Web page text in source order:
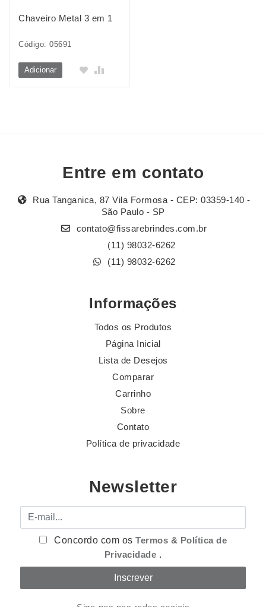
Chaveiro Metal 3 em 1
Código: 05691
Adicionar
Entre em contato
Rua Tanganica, 87 Vila Formosa - CEP: 03359-140 -
São Paulo - SP
contato@fissarebrindes.com.br
(11) 98032-6262
(11) 98032-6262
Informações
Todos os Produtos
Página Inicial
Lista de Desejos
Comparar
Carrinho
Sobre
Contato
Política de privacidade
Newsletter
E-mail
Concordo com osTermos & Política de
Privacidade .